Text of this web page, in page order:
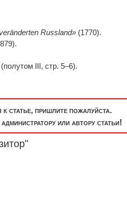
Russland» (1770).
(полутом III, стр. 5–6).
статье, пришлите пожалуйста.
или автору статьи!